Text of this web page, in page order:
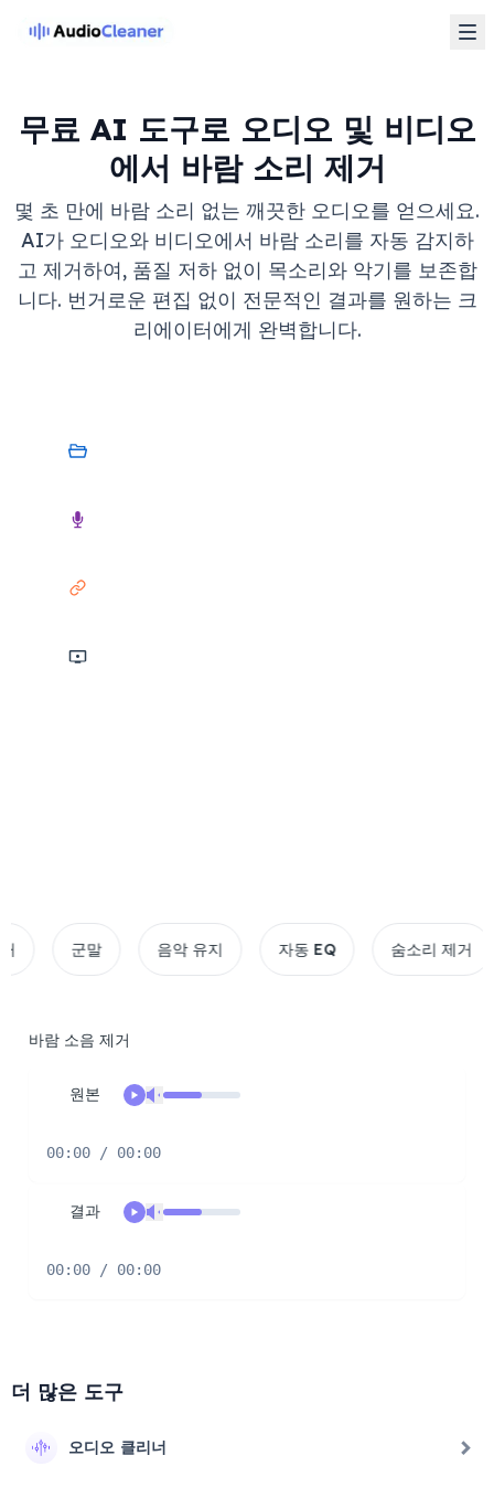
무료 AI 도구로 오디오 및 비디오
에서 바람 소리 제거
몇 초 만에 바람 소리 없는 깨끗한 오디오를 얻으세요.
AI가 오디오와 비디오에서 바람 소리를 자동 감지하
고 제거하여, 품질 저하 없이 목소리와 악기를 보존합
니다. 번거로운 편집 없이 전문적인 결과를 원하는 크
리에이터에게 완벽합니다.
음악 유지 자동 EQ 숨소리 제거 노멀
바람 소음 제거
원본
00:00 / 00:00
결과
00:00 / 00:00
더 많은 도구
오디오 클리너